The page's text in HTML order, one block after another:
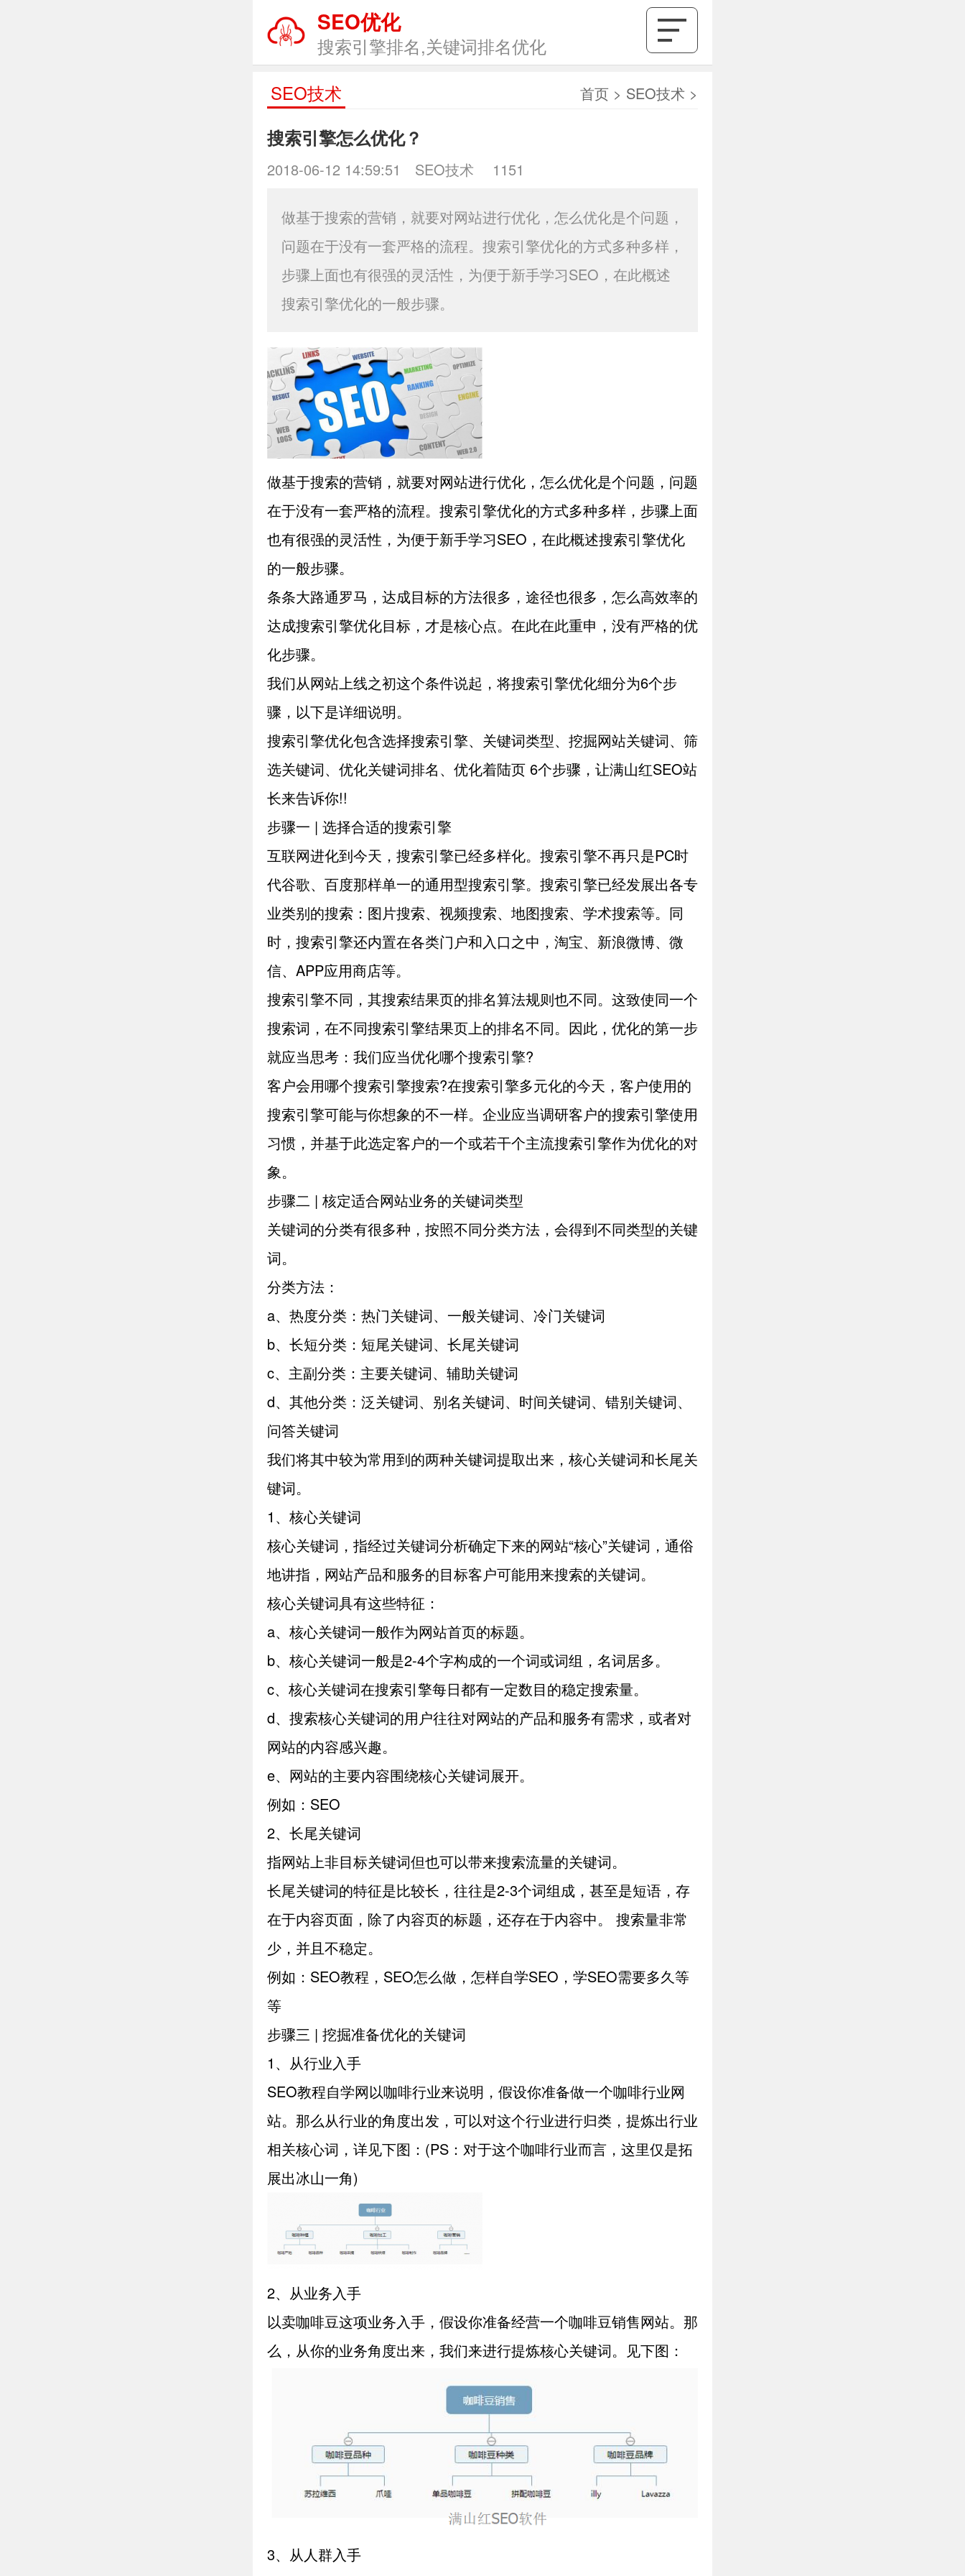
SEO优化
搜索引擎排名,关键词排名优化
SEO技术
首页 > SEO技术 >
搜索引擎怎么优化？
2018-06-12 14:59:51 SEO技术 1151
做基于搜索的营销，就要对网站进行优化，怎么优化是个问题，
问题在于没有一套严格的流程。搜索引擎优化的方式多种多样，
步骤上面也有很强的灵活性，为便于新手学习SEO，在此概述
搜索引擎优化的一般步骤。
做基于搜索的营销，就要对网站进行优化，怎么优化是个问题，问题
在于没有一套严格的流程。搜索引擎优化的方式多种多样，步骤上面
也有很强的灵活性，为便于新手学习SEO，在此概述搜索引擎优化
的一般步骤。
条条大路通罗马，达成目标的方法很多，途径也很多，怎么高效率的
达成搜索引擎优化目标，才是核心点。在此在此重申，没有严格的优
化步骤。
我们从网站上线之初这个条件说起，将搜索引擎优化细分为6个步
骤，以下是详细说明。
搜索引擎优化包含选择搜索引擎、关键词类型、挖掘网站关键词、筛
选关键词、优化关键词排名、优化着陆页 6个步骤，让满山红SEO站
长来告诉你!!
步骤一 | 选择合适的搜索引擎
互联网进化到今天，搜索引擎已经多样化。搜索引擎不再只是PC时
代谷歌、百度那样单一的通用型搜索引擎。搜索引擎已经发展出各专
业类别的搜索：图片搜索、视频搜索、地图搜索、学术搜索等。同
时，搜索引擎还内置在各类门户和入口之中，淘宝、新浪微博、微
信、APP应用商店等。
搜索引擎不同，其搜索结果页的排名算法规则也不同。这致使同一个
搜索词，在不同搜索引擎结果页上的排名不同。因此，优化的第一步
就应当思考：我们应当优化哪个搜索引擎?
客户会用哪个搜索引擎搜索?在搜索引擎多元化的今天，客户使用的
搜索引擎可能与你想象的不一样。企业应当调研客户的搜索引擎使用
习惯，并基于此选定客户的一个或若干个主流搜索引擎作为优化的对
象。
步骤二 | 核定适合网站业务的关键词类型
关键词的分类有很多种，按照不同分类方法，会得到不同类型的关键
词。
分类方法：
a、热度分类：热门关键词、一般关键词、冷门关键词
b、长短分类：短尾关键词、长尾关键词
c、主副分类：主要关键词、辅助关键词
d、其他分类：泛关键词、别名关键词、时间关键词、错别关键词、
问答关键词
我们将其中较为常用到的两种关键词提取出来，核心关键词和长尾关
键词。
1、核心关键词
核心关键词，指经过关键词分析确定下来的网站“核心”关键词，通俗
地讲指，网站产品和服务的目标客户可能用来搜索的关键词。
核心关键词具有这些特征：
a、核心关键词一般作为网站首页的标题。
b、核心关键词一般是2-4个字构成的一个词或词组，名词居多。
c、核心关键词在搜索引擎每日都有一定数目的稳定搜索量。
d、搜索核心关键词的用户往往对网站的产品和服务有需求，或者对
网站的内容感兴趣。
e、网站的主要内容围绕核心关键词展开。
例如：SEO
2、长尾关键词
指网站上非目标关键词但也可以带来搜索流量的关键词。
长尾关键词的特征是比较长，往往是2-3个词组成，甚至是短语，存
在于内容页面，除了内容页的标题，还存在于内容中。 搜索量非常
少，并且不稳定。
例如：SEO教程，SEO怎么做，怎样自学SEO，学SEO需要多久等
等
步骤三 | 挖掘准备优化的关键词
1、从行业入手
SEO教程自学网以咖啡行业来说明，假设你准备做一个咖啡行业网
站。那么从行业的角度出发，可以对这个行业进行归类，提炼出行业
相关核心词，详见下图：(PS：对于这个咖啡行业而言，这里仅是拓
展出冰山一角)
2、从业务入手
以卖咖啡豆这项业务入手，假设你准备经营一个咖啡豆销售网站。那
么，从你的业务角度出来，我们来进行提炼核心关键词。见下图：
3、从人群入手